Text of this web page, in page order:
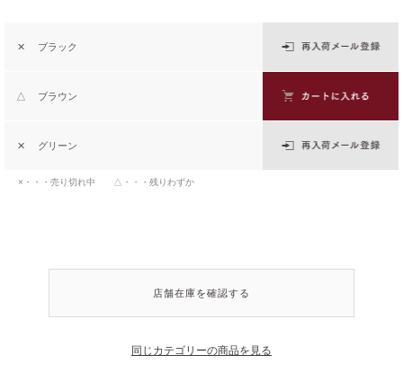
✕ ブラック
△ ブラウン
✕ グリーン
×・・・売り切れ中 △・・・残りわずか
店舗在庫を確認する
同じカテゴリーの商品を見る